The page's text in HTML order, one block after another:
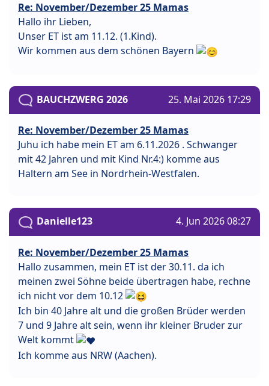
Re: November/Dezember 25 Mamas
Hallo ihr Lieben,
Unser ET ist am 11.12. (1.Kind).
Wir kommen aus dem schönen Bayern
BAUCHZWERG 2026 25. Mai 2026 17:29
Re: November/Dezember 25 Mamas
Juhu ich habe mein ET am 6.11.2026 . Schwanger
mit 42 Jahren und mit Kind Nr.4:) komme aus
Haltern am See in Nordrhein-Westfalen.
Danielle123 4. Jun 2026 08:27
Re: November/Dezember 25 Mamas
Hallo zusammen, mein ET ist der 30.11. da ich
meinen zwei Söhne beide übertragen habe, rechne
ich nicht vor dem 10.12
Ich bin 40 Jahre alt und die großen Brüder werden
7 und 9 Jahre alt sein, wenn ihr kleiner Bruder zur
Welt kommt
Ich komme aus NRW (Aachen).